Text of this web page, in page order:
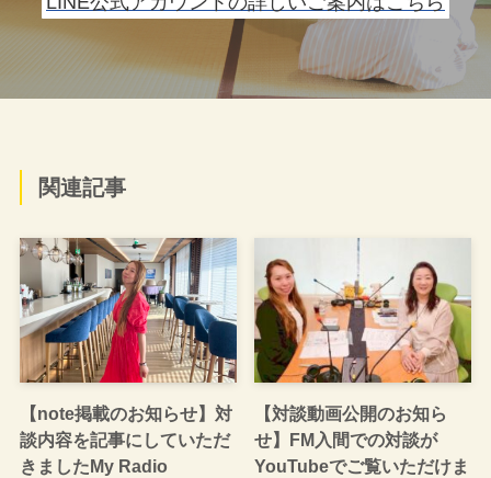
関連記事
【note掲載のお知らせ】対
談内容を記事にしていただ
きましたMy Radio
【対談動画公開のお知ら
せ】FM入間での対談が
YouTubeでご覧いただけま